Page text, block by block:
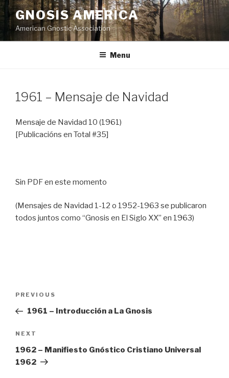
Skip
to
content
GNOSIS AMERICA
American Gnostic Association
Menu
1961 – Mensaje de Navidad
Mensaje de Navidad 10 (1961)
[Publicacións en Total #35]
Sin PDF en este momento
(Mensajes de Navidad 1-12 o 1952-1963 se publicaron
todos juntos como “Gnosis en El Siglo XX” en 1963)
Previous
Post
PREVIOUS
1961 – Introducción a La Gnosis
Next
Post
NEXT
1962 – Manifiesto Gnóstico Cristiano Universal
1962